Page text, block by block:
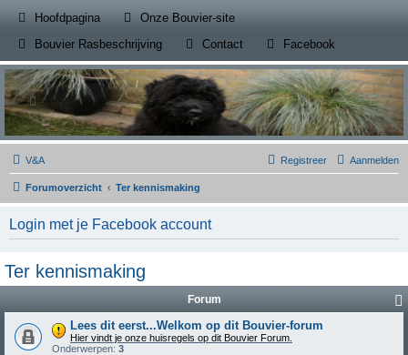
Hoofdpagina Onze Bouvier-site(Opens a new tab)
Bouvier Rasbeschrijving
Contact(Opens a new tab)
Facebook
V&A Aanmelden
Registreer
Forumoverzicht Ter kennismaking
Login met je Facebook account
Ter kennismaking
Forum
Lees dit eerst...Welkom op dit Bouvier-forum
Hier vindt je onze huisregels op dit Bouvier Forum.
Onderwerpen: 3